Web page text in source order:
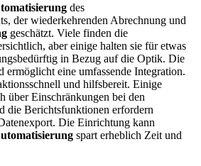
des
der wiederkehrenden Abrechnung und
geschätzt. Viele finden die
aber einige halten sie für etwas
in Bezug auf die Optik. Die
ermöglicht eine umfassende Integration.
und hilfsbereit. Einige
über Einschränkungen bei den
die Berichtsfunktionen erfordern
Die Einrichtung kann
spart erheblich Zeit und